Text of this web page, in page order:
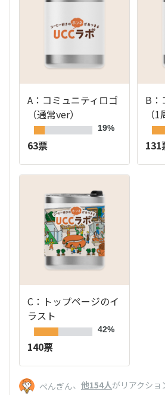
A：コミュニティロゴ
（通常ver）
19%
63票
B：
（
131
C：トップページのイ
ラスト
42%
140票
ぺんぎん、 他154人がリアクショ